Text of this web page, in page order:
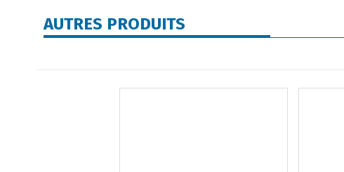
AUTRES PRODUITS